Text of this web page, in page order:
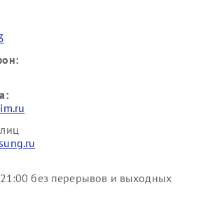
без перерывов и выходных